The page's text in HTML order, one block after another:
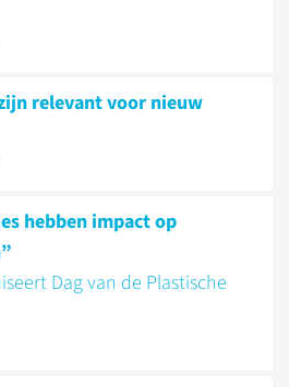
relevant voor nieuw
hebben impact op
Dag van de Plastische